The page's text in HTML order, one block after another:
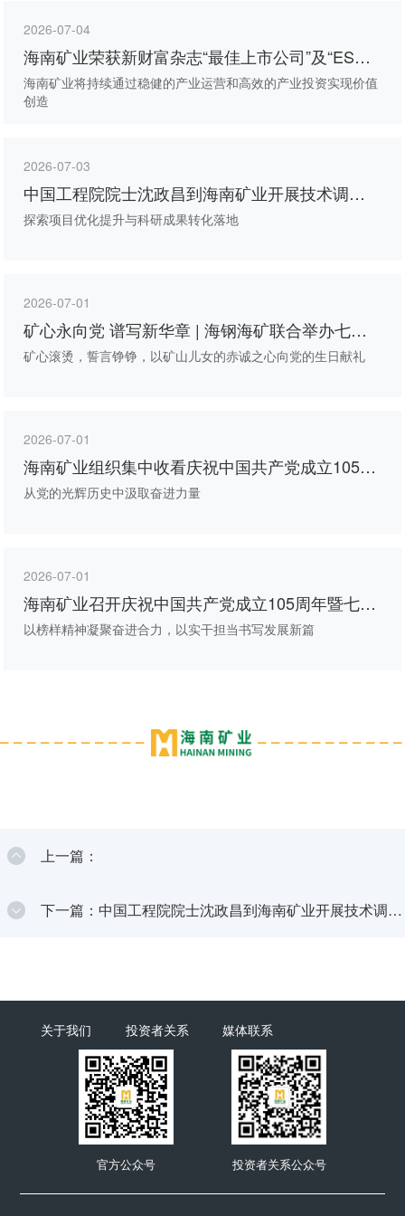
2026-07-04
海南矿业荣获新财富杂志“最佳上市公司”及“ESG
最佳实践公司”双项殊荣
海南矿业将持续通过稳健的产业运营和高效的产业投资实现价值
创造
2026-07-03
中国工程院院士沈政昌到海南矿业开展技术调研
交流
探索项目优化提升与科研成果转化落地
2026-07-01
矿心永向党 谱写新华章 | 海钢海矿联合举办七一
文艺晚会
矿心滚烫，誓言铮铮，以矿山儿女的赤诚之心向党的生日献礼
2026-07-01
海南矿业组织集中收看庆祝中国共产党成立105周
年大会直播
从党的光辉历史中汲取奋进力量
2026-07-01
海南矿业召开庆祝中国共产党成立105周年暨七一
表彰大会
以榜样精神凝聚奋进合力，以实干担当书写发展新篇
上一篇：
下一篇：中国工程院院士沈政昌到海南矿业开展技术调研
关于我们 投资者关系 媒体联系
官方公众号 投资者关系公众号